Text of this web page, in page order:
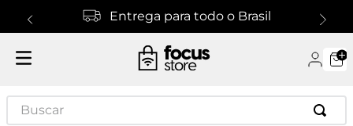
Entrega para todo o Brasil
Buscar